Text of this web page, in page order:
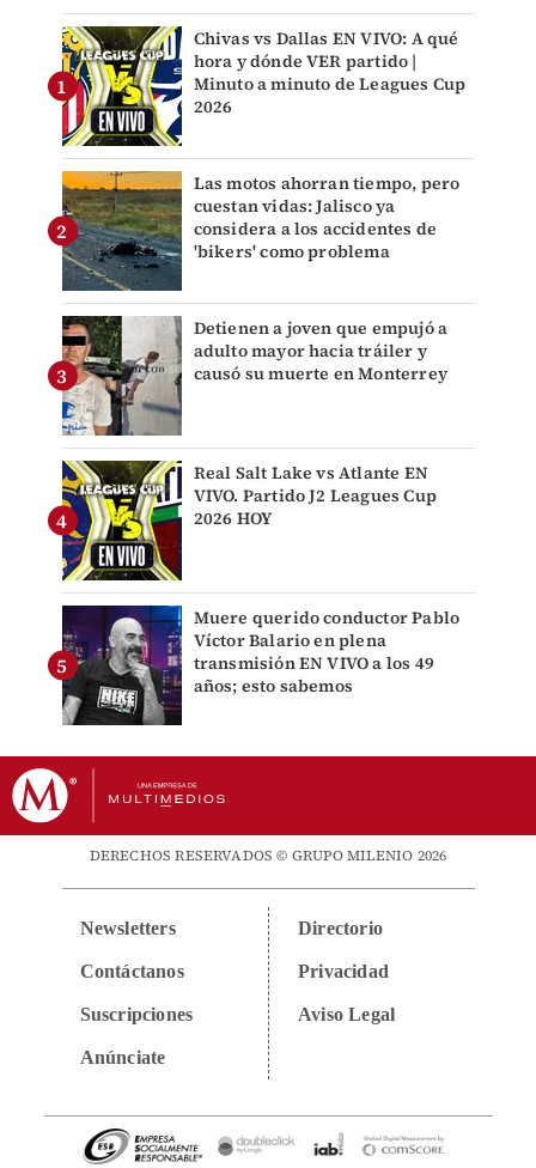
Chivas vs Dallas EN VIVO: A qué
hora y dónde VER partido |
Minuto a minuto de Leagues Cup
2026
Las motos ahorran tiempo, pero
cuestan vidas: Jalisco ya
considera a los accidentes de
'bikers' como problema
Detienen a joven que empujó a
adulto mayor hacia tráiler y
causó su muerte en Monterrey
Real Salt Lake vs Atlante EN
VIVO. Partido J2 Leagues Cup
2026 HOY
Muere querido conductor Pablo
Víctor Balario en plena
transmisión EN VIVO a los 49
años; esto sabemos
DERECHOS RESERVADOS © GRUPO MILENIO 2026
Newsletters
Contáctanos
Suscripciones
Anúnciate
Directorio
Privacidad
Aviso Legal